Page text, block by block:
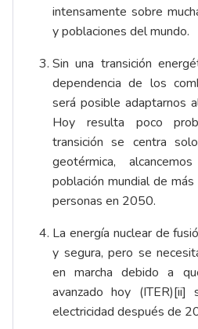
intensamente sobre
y poblaciones del mundo.
Sin una transición
dependencia de los
será posible adaptarnos
Hoy resulta poco
transición se centra
geotérmica,
población mundial de
personas en 2050.
La energía nuclear de
y segura, pero se
en marcha debido a
avanzado hoy (ITER)[ii]
electricidad después de